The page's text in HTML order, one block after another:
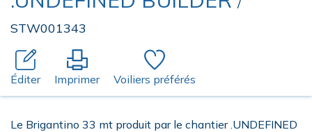
STW001343
Éditer Imprimer Voiliers préférés
Le Brigantino 33 mt produit par le chantier .UNDEFINED